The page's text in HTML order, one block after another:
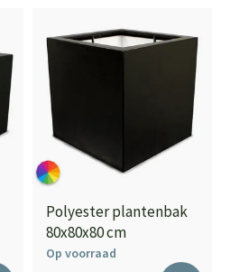
Polyester plantenbak
80x80x80 cm
Op voorraad